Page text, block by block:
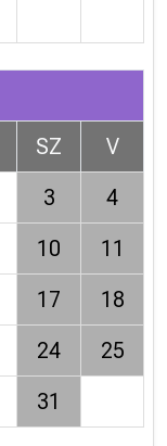
SZ
V
3
4
10
11
17
18
24
25
31